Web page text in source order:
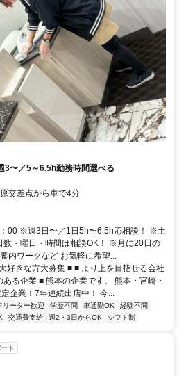
3〜／5～6.5h勤務時間選べる
交差点から車で4分
00 ※週3日〜／1日5h〜6.5h応相談！ ※土
数・曜日・時間は相談OK！ ※月に20日の
内ワークなど お気軽に希望...
好きな方大募集 ■ ■ より上を目指せる会社
る企業 ■ 熊本の企業です。 熊本・宮崎・
企業！7年連続出店中！ 今...
リーター歓迎 学歴不問 車通勤OK
経験不問
交通費支給 週2・3日からOK シフト制
ト